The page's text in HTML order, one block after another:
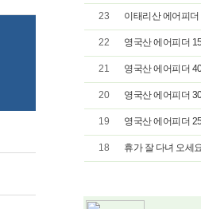
23 이태리산 에어피
22 영국산 에어피더
21 영국산 에어피더
20 영국산 에어피더
19 영국산 에어피더
18 휴가 잘 다녀 오세